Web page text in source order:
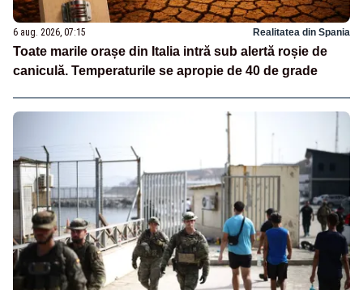
6 aug. 2026, 07:15 Realitatea din Spania
Toate marile orașe din Italia intră sub alertă roșie de
caniculă. Temperaturile se apropie de 40 de grade